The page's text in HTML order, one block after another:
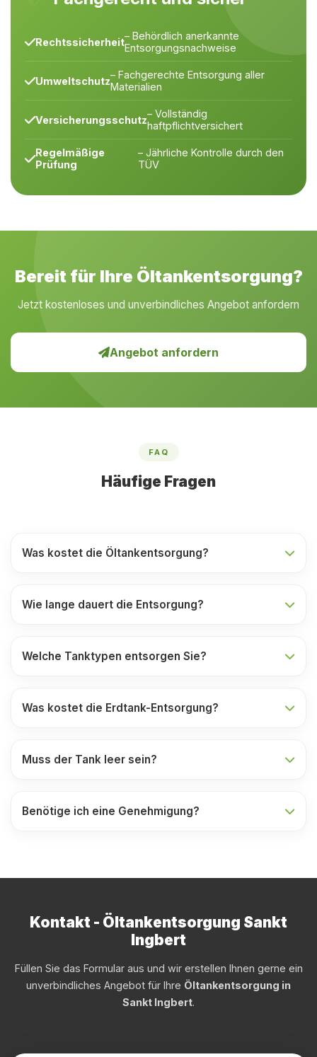
Rechtssicherheit– Behördlich anerkannte
Entsorgungsnachweise
Umweltschutz– Fachgerechte Entsorgung aller
Materialien
Versicherungsschutz– Vollständig
haftpflichtversichert
Regelmäßige
Prüfung
– Jährliche Kontrolle durch den
TÜV
Bereit für Ihre Öltankentsorgung?
Jetzt kostenloses und unverbindliches Angebot anfordern
Angebot anfordern
FAQ
Häufige Fragen
Was kostet die Öltankentsorgung?
Wie lange dauert die Entsorgung?
Welche Tanktypen entsorgen Sie?
Was kostet die Erdtank-Entsorgung?
Muss der Tank leer sein?
Benötige ich eine Genehmigung?
Kontakt - Öltankentsorgung Sankt
Ingbert
Füllen Sie das Formular aus und wir erstellen Ihnen gerne ein
unverbindliches Angebot für Ihre Öltankentsorgung in
Sankt Ingbert.